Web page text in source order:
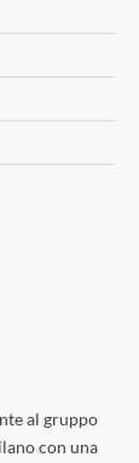
al gruppo
con una